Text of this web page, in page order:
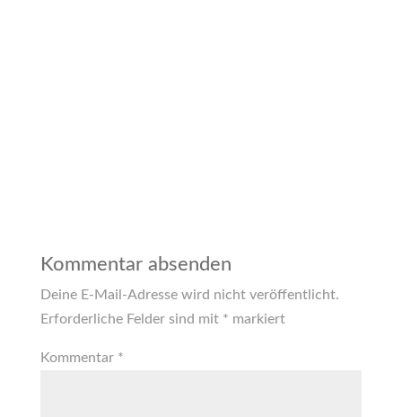
Kommentar absenden
Deine E-Mail-Adresse wird nicht veröffentlicht.
Erforderliche Felder sind mit * markiert
Kommentar *